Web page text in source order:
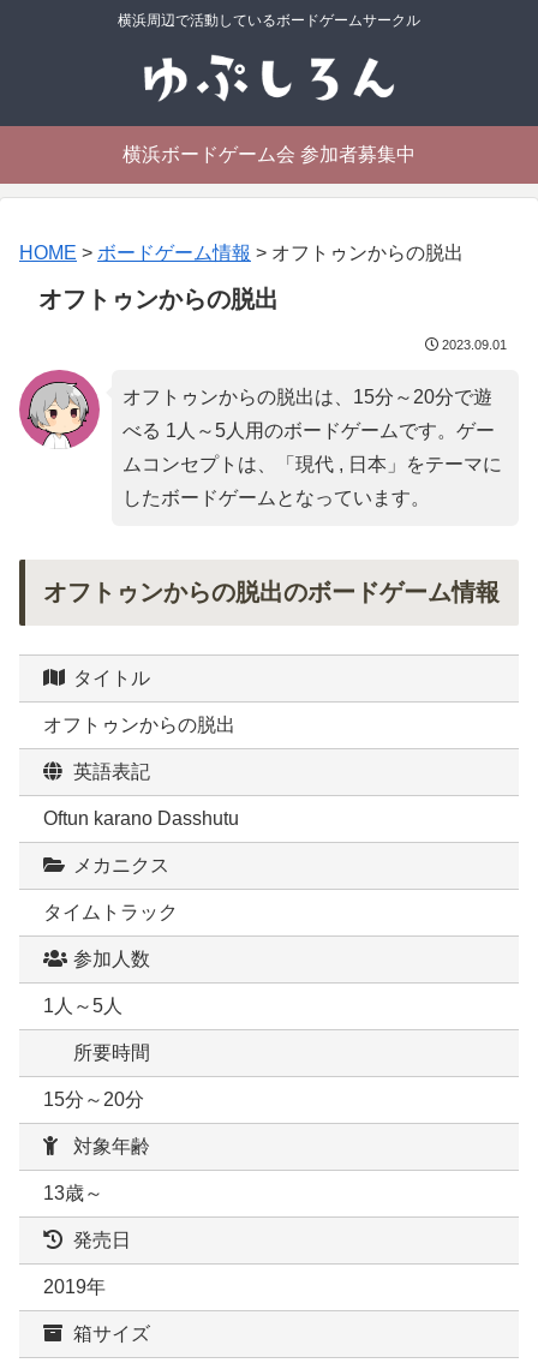
横浜周辺で活動しているボードゲームサークル
横浜ボードゲーム会 参加者募集中
HOME > ボードゲーム情報 > オフトゥンからの脱出
オフトゥンからの脱出
2023.09.01
オフトゥンからの脱出は、15分～20分で遊
べる 1人～5人用のボードゲームです。ゲー
ムコンセプトは、「 現代 , 日本 」をテーマに
したボードゲームとなっています。
オフトゥンからの脱出のボードゲーム情報
タイトル
オフトゥンからの脱出
英語表記
Oftun karano Dasshutu
メカニクス
タイムトラック
参加人数
1人～5人
所要時間
15分～20分
対象年齢
13歳～
発売日
2019年
箱サイズ